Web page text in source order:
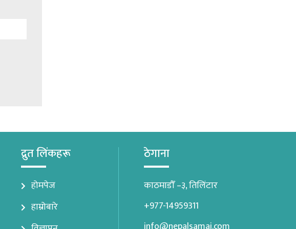
द्रुत लिंकहरू
होमपेज
हाम्रोबारे
ठेगाना
काठमाडौँ –३, तिलिंटार
+977-14959311